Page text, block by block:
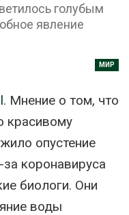
голубым
явление
МИР
. Мнение о том, что
красивому
опустение
коронавируса
биологи. Они
воды